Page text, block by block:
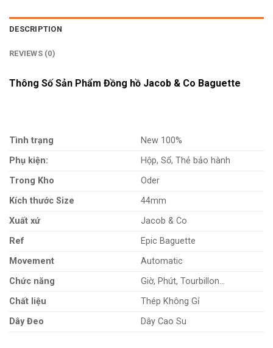
DESCRIPTION
REVIEWS (0)
Thông Số Sản Phẩm Đồng hồ Jacob & Co Baguette
Tình trạng
New 100%
Phụ kiện:
Hộp, Sổ, Thẻ bảo hành
Trong Kho
Oder
Kích thước Size
44mm
Xuất xứ
Jacob & Co
Ref
Epic Baguette
Movement
Automatic
Chức năng
Giờ, Phút, Tourbillon…
Chất liệu
Thép Không Gỉ
Dây Đeo
Dây Cao Su